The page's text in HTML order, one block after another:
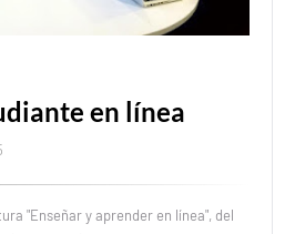
en línea
"Enseñar y aprender en línea", del